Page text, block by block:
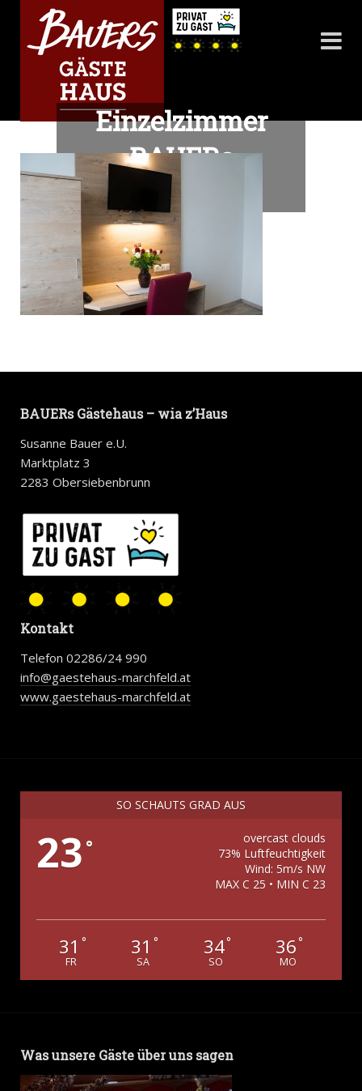
Einzelzimmer
BAUERs
Gaestehaus
BAUERs Gästehaus – wia z’Haus
Susanne Bauer e.U.
Marktplatz 3
2283 Obersiebenbrunn
Kontakt
Telefon 02286/24 990
info@gaestehaus-marchfeld.at
www.gaestehaus-marchfeld.at
SO SCHAUTS GRAD AUS
23 °
overcast clouds
73% Luftfeuchtigkeit
Wind: 5m/s NW
MAX C 25 • MIN C 23
31 °
FR
31 °
SA
34°
SO
36 °
MO
Was unsere Gäste über uns sagen